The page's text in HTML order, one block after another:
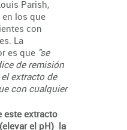
Parish,
los que
con
La
es que "se
de remisión
extracto de
con cualquier
este extracto
el pH) la